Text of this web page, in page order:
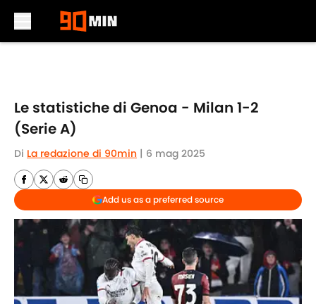
Le statistiche di Genoa - Milan 1-2
(Serie A)
Di La redazione di 90min | 6 mag 2025
Add us as a preferred source